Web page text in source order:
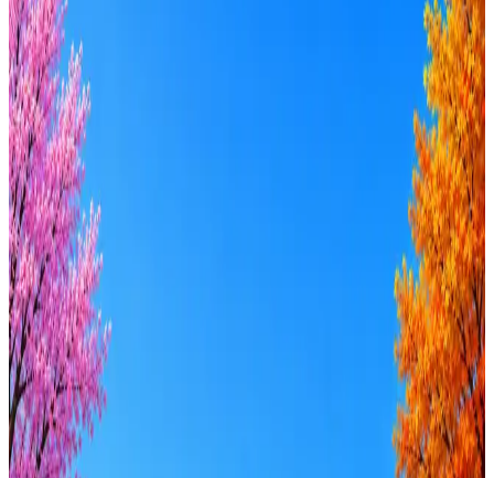
Лунское море
0 активные вакансии
Стратегия поиска с AI: рынки, позиции, вилка, каналы
Ежедневный подбор из 600+ источников
AI генерация сопроводительных писем